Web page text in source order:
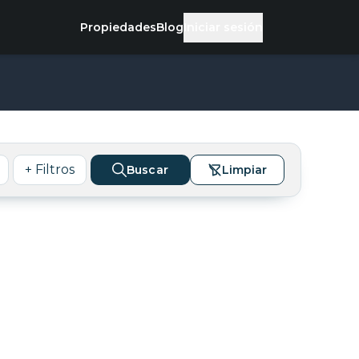
PropiedadesBlog
+ Filtros Buscar Limpiar